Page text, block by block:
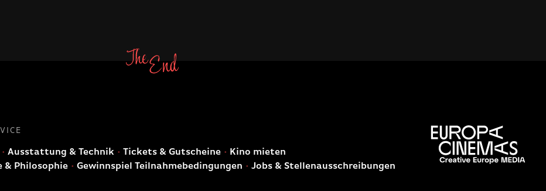
Ausstattung & Technik Tickets & Gutscheine
Kino mieten
& Philosophie
Gewinnspiel Teilnahmebedingungen Jobs & Stellenausschreibungen